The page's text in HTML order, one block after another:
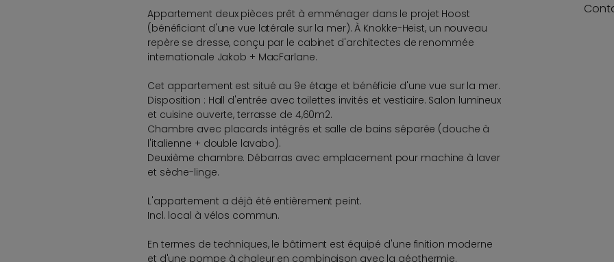
Appartement deux pièces prêt à emménager dans le projet Hoost
(bénéficiant d'une vue latérale sur la mer). À Knokke-Heist, un nouveau
repère se dresse, conçu par le cabinet d'architectes de renommée
internationale Jakob + MacFarlane.
Cet appartement est situé au 9e étage et bénéficie d'une vue sur la mer.
Disposition : Hall d'entrée avec toilettes invités et vestiaire. Salon lumineux
et cuisine ouverte, terrasse de 4,60m2.
Chambre avec placards intégrés et salle de bains séparée (douche à
l'italienne + double lavabo).
Deuxième chambre. Débarras avec emplacement pour machine à laver
et sèche-linge.
L'appartement a déjà été entièrement peint.
Incl. local à vélos commun.
En termes de techniques, le bâtiment est équipé d'une finition moderne
et d'une pompe à chaleur en combinaison avec la géothermie.